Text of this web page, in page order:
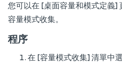
您可以在 [桌面容量和模式定義]
容量模式收集。
程序
在 [容量模式收集] 清單中選